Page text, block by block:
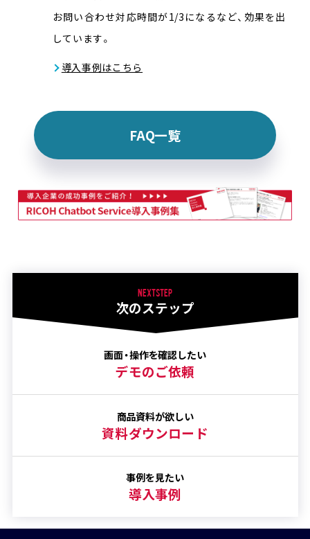
お問い合わせ対応時間が1/3になるなど、効果を出
しています。
導入事例はこちら
FAQ一覧
NEXT STEP
次のステップ
画面・操作を確認したい
デモのご依頼
商品資料が欲しい
資料ダウンロード
事例を見たい
導入事例